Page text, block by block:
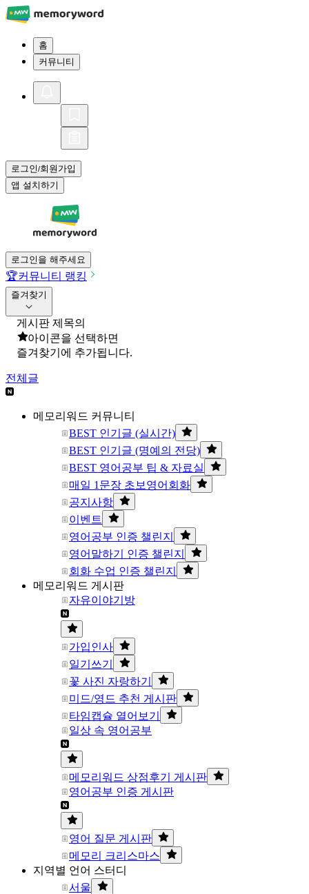
홈
커뮤니티
로그인/회원가입
앱 설치하기
로그인을 해주세요
🏆커뮤니티 랭킹
즐겨찾기
게시판 제목의
아이콘을 선택하면
즐겨찾기에 추가됩니다.
전체글
메모리워드 커뮤니티
BEST 인기글 (실시간)
BEST 인기글 (명예의 전당)
BEST 영어공부 팁 & 자료실
매일 1문장 초보영어회화
공지사항
이벤트
영어공부 인증 챌린지
영어말하기 인증 챌린지
회화 수업 인증 챌린지
메모리워드 게시판
자유이야기방
가입인사
일기쓰기
꽃 사진 자랑하기
미드/영드 추천 게시판
타임캡슐 열어보기
일상 속 영어공부
메모리워드 상점후기 게시판
영어공부 인증 게시판
영어 질문 게시판
메모리 크리스마스
지역별 언어 스터디
서울